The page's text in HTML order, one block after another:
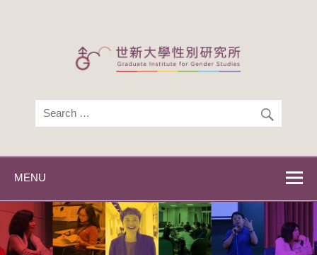
世新大學性別研
世新大學性別研究所
MENU